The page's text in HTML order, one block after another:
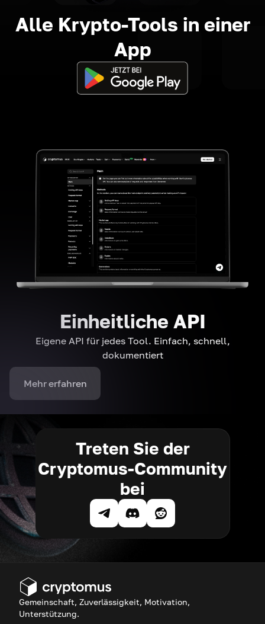
Alle Krypto-Tools in einer
App
Einheitliche API
Eigene API für jedes Tool. Einfach, schnell,
dokumentiert
Mehr erfahren
Treten Sie der
Cryptomus-Community
bei
Gemeinschaft, Zuverlässigkeit, Motivation,
Unterstützung.